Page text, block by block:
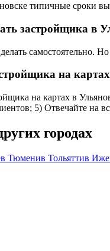
типичные сроки
застройщика в
самостоятельно.
на
на картах в
5) Отвечайте на
городах
в Тюменив Тольяттив